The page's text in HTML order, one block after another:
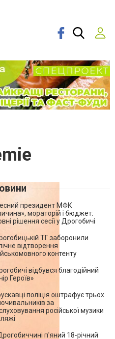
президент МФК
мораторій і бюджет:
рішення сесії у Дрогобичі
ТГ заборонили
відтворення
контенту
відбувся благодійний
Героїв»
поліція оштрафує трьох
за
російської музики
п'яний 18-річний